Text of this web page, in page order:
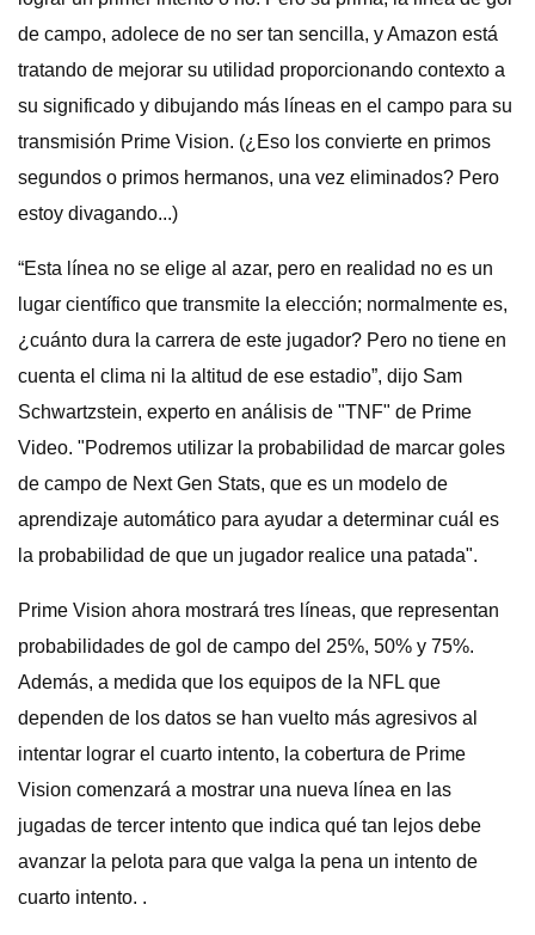
de campo, adolece de no ser tan sencilla, y Amazon está
tratando de mejorar su utilidad proporcionando contexto a
su significado y dibujando más líneas en el campo para su
transmisión Prime Vision. (¿Eso los convierte en primos
segundos o primos hermanos, una vez eliminados? Pero
estoy divagando...)
“Esta línea no se elige al azar, pero en realidad no es un
lugar científico que transmite la elección; normalmente es,
¿cuánto dura la carrera de este jugador? Pero no tiene en
cuenta el clima ni la altitud de ese estadio”, dijo Sam
Schwartzstein, experto en análisis de "TNF" de Prime
Video. "Podremos utilizar la probabilidad de marcar goles
de campo de Next Gen Stats, que es un modelo de
aprendizaje automático para ayudar a determinar cuál es
la probabilidad de que un jugador realice una patada".
Prime Vision ahora mostrará tres líneas, que representan
probabilidades de gol de campo del 25%, 50% y 75%.
Además, a medida que los equipos de la NFL que
dependen de los datos se han vuelto más agresivos al
intentar lograr el cuarto intento, la cobertura de Prime
Vision comenzará a mostrar una nueva línea en las
jugadas de tercer intento que indica qué tan lejos debe
avanzar la pelota para que valga la pena un intento de
cuarto intento. .